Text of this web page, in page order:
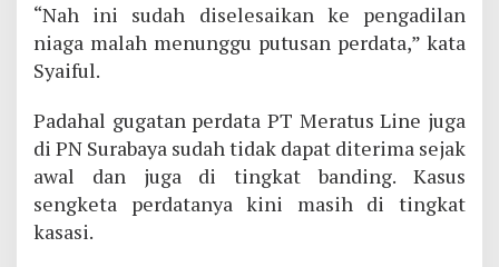
“Nah ini sudah diselesaikan ke pengadilan
niaga malah menunggu putusan perdata,” kata
Syaiful.
Padahal gugatan perdata PT Meratus Line juga
di PN Surabaya sudah tidak dapat diterima sejak
awal dan juga di tingkat banding. Kasus
sengketa perdatanya kini masih di tingkat
kasasi.